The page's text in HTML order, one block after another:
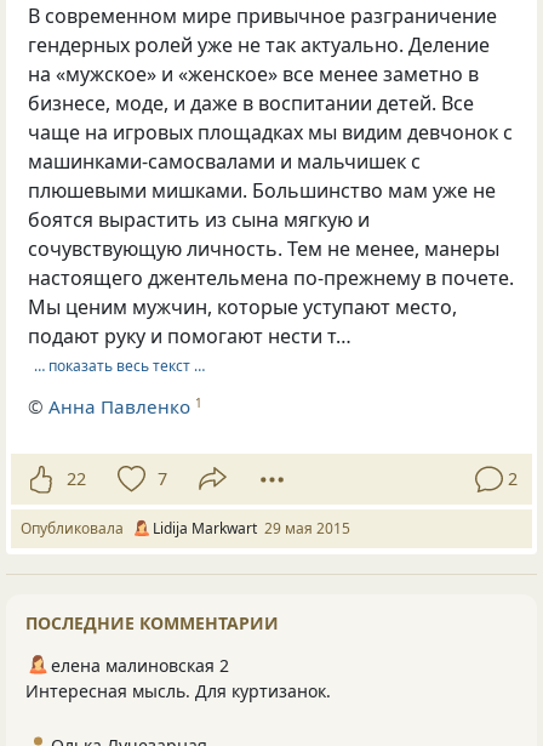
В современном мире привычное разграничение
гендерных ролей уже не так актуально. Деление
на «мужское» и «женское» все менее заметно в
бизнесе, моде, и даже в воспитании детей. Все
чаще на игровых площадках мы видим девчонок с
машинками-самосвалами и мальчишек с
плюшевыми мишками. Большинство мам уже не
боятся вырастить из сына мягкую и
сочувствующую личность. Тем не менее, манеры
настоящего джентельмена по-прежнему в почете.
Мы ценим мужчин, которые уступают место,
подают руку и помогают нести т…
… показать весь текст …
©Анна Павленко 1
22 7 2
Опубликовала Lidija Markwart 29 мая 2015
ПОСЛЕДНИЕ КОММЕНТАРИИ
елена малиновская 2
Интересная мысль. Для куртизанок.